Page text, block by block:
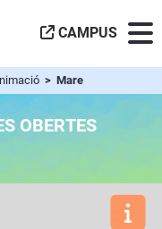
CAMPUS
> Mare
OBERTES